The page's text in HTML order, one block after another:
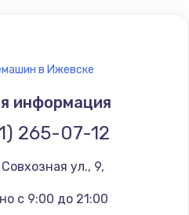
в Ижевске
информация
265-07-12
Совхозная ул., 9,
с 9:00 до 21:00